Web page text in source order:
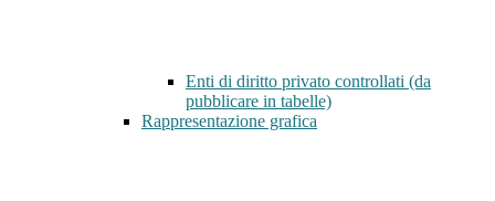
Enti di diritto privato controllati (da
pubblicare in tabelle)
Rappresentazione grafica